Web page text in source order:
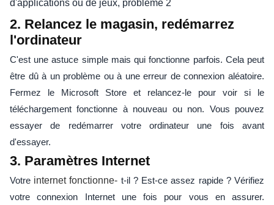
2. Relancez le magasin, redémarrez
l'ordinateur
C'est une astuce simple mais qui fonctionne parfois. Cela peut
être dû à un problème ou à une erreur de connexion aléatoire.
Fermez le Microsoft Store et relancez-le pour voir si le
téléchargement fonctionne à nouveau ou non. Vous pouvez
essayer de redémarrer votre ordinateur une fois avant
d'essayer.
3. Paramètres Internet
Votre internet fonctionne- t-il ? Est-ce assez rapide ? Vérifiez
votre connexion Internet une fois pour vous en assurer.